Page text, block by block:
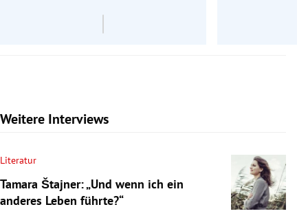
Weitere Interviews
Literatur
Tamara Štajner: „Und wenn ich ein
anderes Leben führte?“